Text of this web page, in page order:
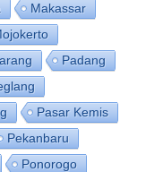
Makassar
Padang
Pasar Kemis
Pekanbaru
Ponorogo